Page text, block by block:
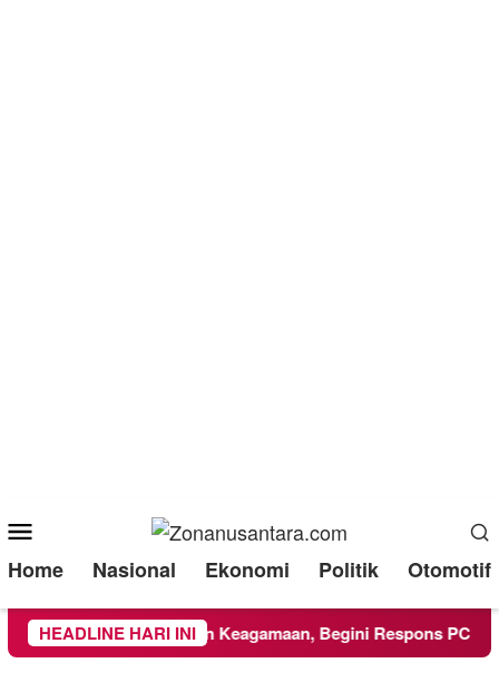
Menu
Home Nasional Ekonomi Politik Otomotif
HEADLINE HARI INI
Ikuti Kegiatan Keagamaan, Begini Respons PCNU dan